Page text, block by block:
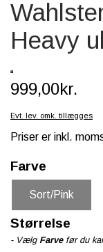
Heavy
999,00kr.
Evt. lev. omk. tillægges
Priser er inkl.
Farve
Sort/Pink
Størrelse
- Vælg Farvefør du